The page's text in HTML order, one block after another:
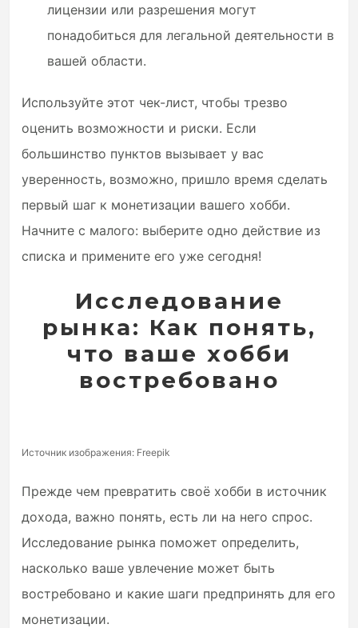
лицензии или разрешения могут
понадобиться для легальной деятельности в
вашей области.
Используйте этот чек-лист, чтобы трезво
оценить возможности и риски. Если
большинство пунктов вызывает у вас
уверенность, возможно, пришло время сделать
первый шаг к монетизации вашего хобби.
Начните с малого: выберите одно действие из
списка и примените его уже сегодня!
Исследование
рынка: Как понять,
что ваше хобби
востребовано
Источник изображения: Freepik
Прежде чем превратить своё хобби в источник
дохода, важно понять, есть ли на него спрос.
Исследование рынка поможет определить,
насколько ваше увлечение может быть
востребовано и какие шаги предпринять для его
монетизации.